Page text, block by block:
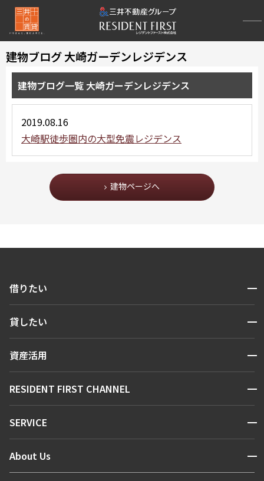
建物ブログ 大崎ガーデンレジデンス
建物ブログ一覧 大崎ガーデンレジデンス
2019.08.16
大崎駅徒歩圏内の大型免震レジデンス
建物ページへ
借りたい 開閉
人気エリアから探す
新着情報から探す
新着募集情報
貸したい 開閉
お問い合わせ
資産活用 開閉
お問い合わせ
RESIDENT FIRST CHANNEL 開閉
マンションレポート
住まいのコラム
SERVICE 開閉
会員ページ
About Us 開閉